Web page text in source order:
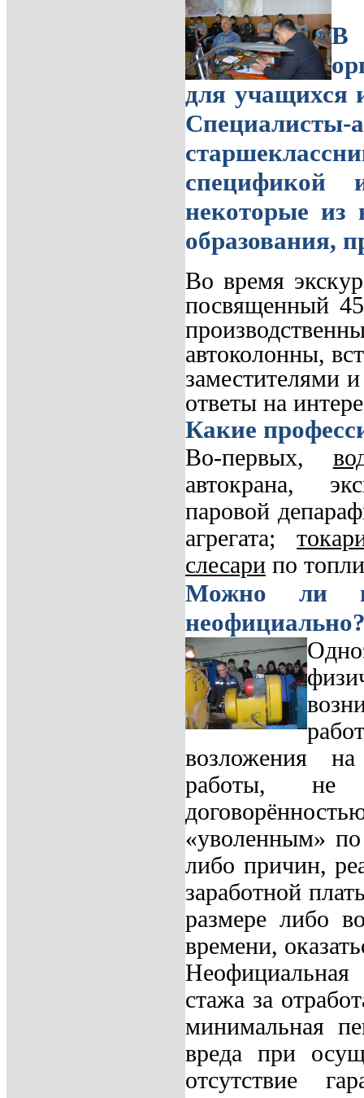
В
для учащихся
спецификой
некоторые из
образования,
Во время
посвященный
автоколонны,
заместителями
ответы на
Какие
Во-первых,
автокрана,
паровой
агрегата;
слесари по
Можно ли
возложения
работы, не
«уволенным» по
либо причин,
заработной
размере либо
времени,
стажа за
минимальная
вреда при
отсутствие